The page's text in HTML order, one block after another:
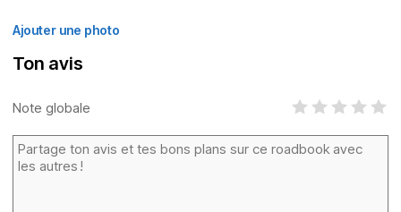
Ajouter une photo
Ton avis
Note globale